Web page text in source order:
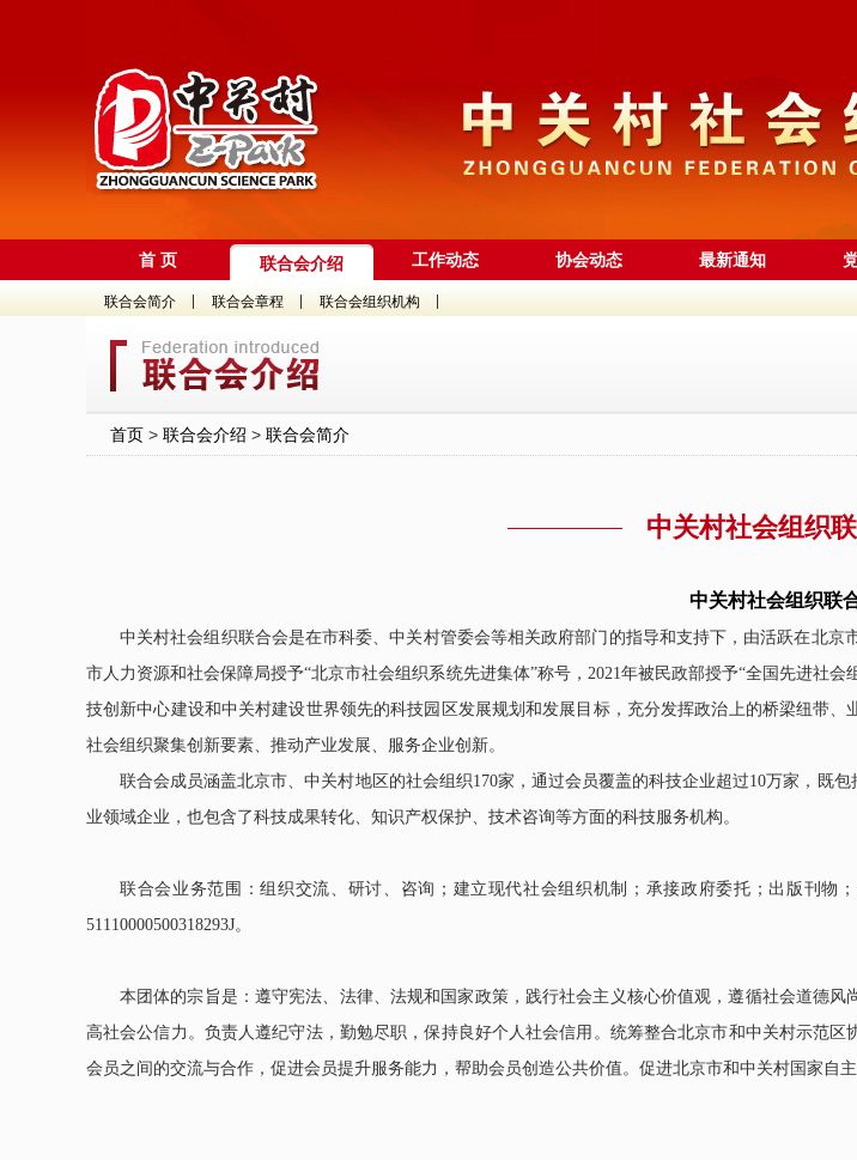
首 页 联合会介绍
联合会简介 联合会章程 联合会组织机构
工作动态 协会动态 最新通知
今天是 2026年8月7日 星期五
中关村商圈“两委一办”成立
38岁，中关村依然是中国创新滚烫的坐....
首页 > 联合会介绍 > 联合会简介
中关村社会组织
中关村社会组织联
中关村社会组织联合会是在市科委、中关村管委会等相关政府部门的指导和支持下，由活跃在北京
市人力资源和社会保障局授予“北京市社会组织系统先进集体”称号， 2021年被民政部授予“全国先进社会
技创新中心建设和中关村建设世界领先的科技园区发展规划和发展目标，充分发挥政治上的桥梁纽带
社会组织聚集创新要素、推动产业发展、服务企业创新。
联合会成员涵盖北京市、中关村地区的社会组织170家，通过会员覆盖的科技企业超过10万家，既
业领域企业，也包含了科技成果转化、知识产权保护、技术咨询等方面的科技服务机构。
联合会业务范围：组织交流、研讨、咨询；建立现代社会组织机制；承接政府委托；出版刊物
51110000500318293J。
本团体的宗旨是：遵守宪法、法律、法规和国家政策，践行社会主义核心价值观，遵循社会道德
高社会公信力。负责人遵纪守法，勤勉尽职，保持良好个人社会信用。统筹整合北京市和中关村示范
会员之间的交流与合作，促进会员提升服务能力，帮助会员创造公共价值。促进北京市和中关村国家自